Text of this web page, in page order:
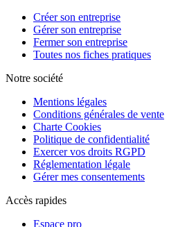
Créer son entreprise
Gérer son entreprise
Fermer son entreprise
Toutes nos fiches pratiques
Notre société
Mentions légales
Conditions générales de vente
Charte Cookies
Politique de confidentialité
Exercer vos droits RGPD
Réglementation légale
Gérer mes consentements
Accès rapides
Espace pro